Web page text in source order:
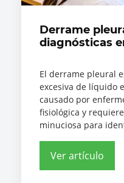
Derrame
diagnósticas
El derrame pleural
excesiva de líquido
causado por
fisiológica y
minuciosa para
Ver artículo